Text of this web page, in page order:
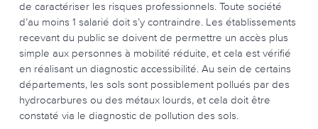
de caractériser les risques professionnels. Toute société
d’au moins 1 salarié doit s’y contraindre. Les établissements
recevant du public se doivent de permettre un accès plus
simple aux personnes à mobilité réduite, et cela est vérifié
en réalisant un diagnostic accessibilité. Au sein de certains
départements, les sols sont possiblement pollués par des
hydrocarbures ou des métaux lourds, et cela doit être
constaté via le diagnostic de pollution des sols.